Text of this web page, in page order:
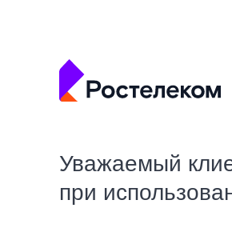
Уважаемый
при